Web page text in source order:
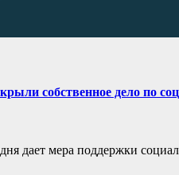
собственное дело по
дает мера поддержки